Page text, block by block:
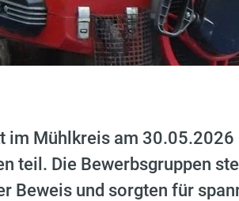
im Mühlkreis am 30.05.2026
teil. Die Bewerbsgruppen
Beweis und sorgten für